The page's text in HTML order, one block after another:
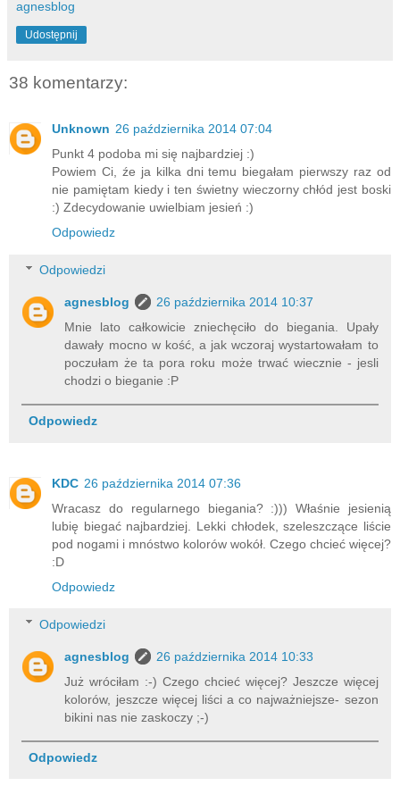
agnesblog
Udostępnij
38 komentarzy:
Unknown 26 października 2014 07:04
Punkt 4 podoba mi się najbardziej :)
Powiem Ci, źe ja kilka dni temu biegałam pierwszy raz od
nie pamiętam kiedy i ten świetny wieczorny chłód jest boski
:) Zdecydowanie uwielbiam jesień :)
Odpowiedz
Odpowiedzi
agnesblog
26 października 2014 10:37
Mnie lato całkowicie zniechęciło do biegania. Upały
dawały mocno w kość, a jak wczoraj wystartowałam to
poczułam że ta pora roku może trwać wiecznie - jesli
chodzi o bieganie :P
Odpowiedz
KDC 26 października 2014 07:36
Wracasz do regularnego biegania? :))) Właśnie jesienią
lubię biegać najbardziej. Lekki chłodek, szeleszczące liście
pod nogami i mnóstwo kolorów wokół. Czego chcieć więcej?
:D
Odpowiedz
Odpowiedzi
agnesblog
26 października 2014 10:33
Już wróciłam :-) Czego chcieć więcej? Jeszcze więcej
kolorów, jeszcze więcej liści a co najważniejsze- sezon
bikini nas nie zaskoczy ;-)
Odpowiedz